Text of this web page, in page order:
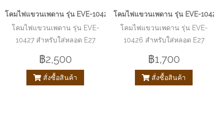
โคมไฟแขวนเพดาน รุ่น EVE-10427 สำหรับใส่หลอด E27 จำนวน 1 ดวง
โคมไฟแขวนเพดาน รุ่น EVE-
10427 สำหรับใส่หลอด E27
฿2,500
สั่งซื้อสินค้า
โคมไฟแขวนเพดาน รุ่น EVE-
โคมไฟแขวนเพดาน รุ่น EVE-
10426 สำหรับใส่หลอด E27
฿1,700
สั่งซื้อสินค้า